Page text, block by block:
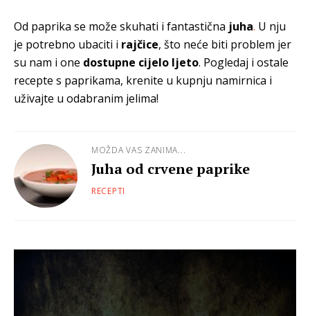
Od paprika se može skuhati i fantastična juha. U nju
je potrebno ubaciti i rajčice, što neće biti problem jer
su nam i one dostupne cijelo ljeto. Pogledaj i ostale
recepte s paprikama, krenite u kupnju namirnica i
uživajte u odabranim jelima!
MOŽDA VAS ZANIMA...
Juha od crvene paprike
RECEPTI